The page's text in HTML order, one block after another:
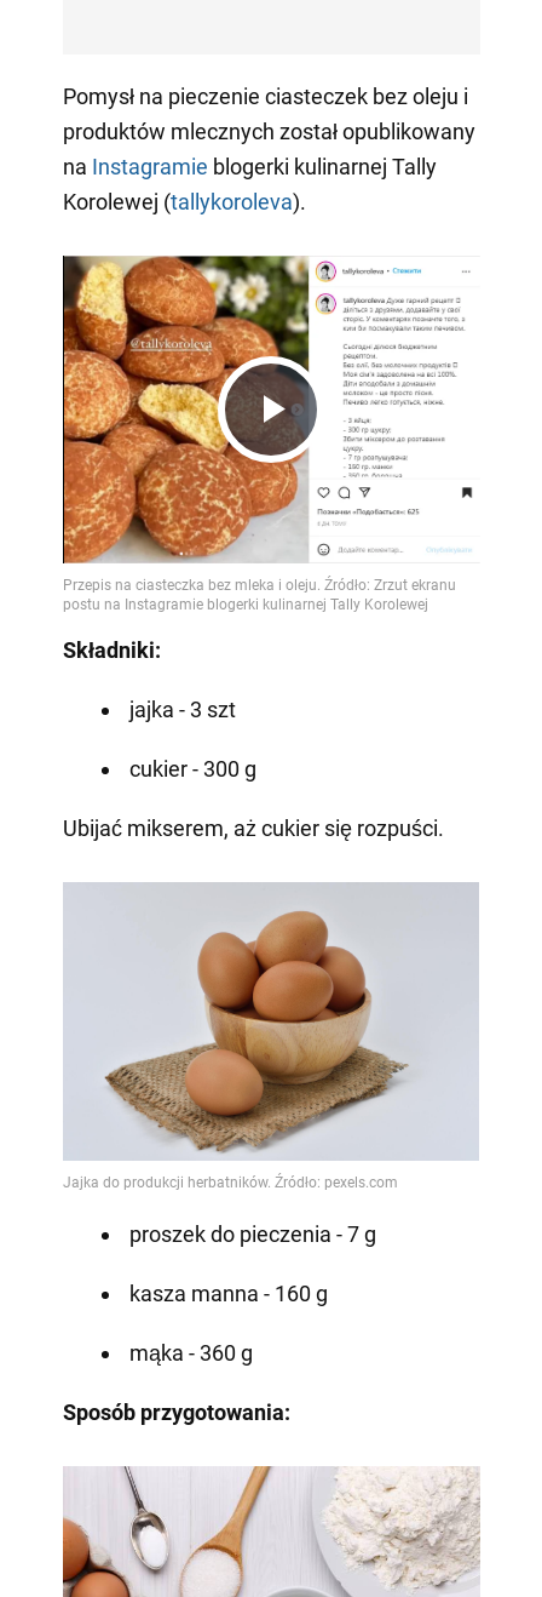
Pomysł na pieczenie ciasteczek bez oleju i
produktów mlecznych został opublikowany
na Instagramie blogerki kulinarnej Tally
Korolewej (tallykoroleva).
Play
Video
Składniki:
jajka - 3 szt
cukier - 300 g
Ubijać mikserem, aż cukier się rozpuści.
proszek do pieczenia - 7 g
kasza manna - 160 g
mąka - 360 g
Sposób przygotowania: